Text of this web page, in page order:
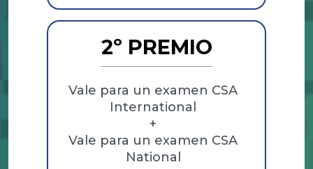
2º PREMIO
Vale para un examen CSA
International
+
Vale para un examen CSA
National